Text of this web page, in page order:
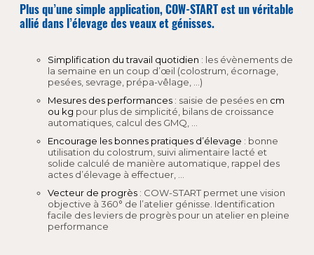
Plus qu’une simple application, COW-START est un véritable
allié dans l’élevage des veaux et génisses.
Simplification du travail quotidien : les évènements de
la semaine en un coup d’œil (colostrum, écornage,
pesées, sevrage, prépa-vêlage, …)
Mesures des performances : saisie de pesées en cm
ou kg pour plus de simplicité, bilans de croissance
automatiques, calcul des GMQ, …
Encourage les bonnes pratiques d’élevage : bonne
utilisation du colostrum, suivi alimentaire lacté et
solide calculé de manière automatique, rappel des
actes d’élevage à effectuer, …
Vecteur de progrès : COW-START permet une vision
objective à 360° de l’atelier génisse. Identification
facile des leviers de progrès pour un atelier en pleine
performance